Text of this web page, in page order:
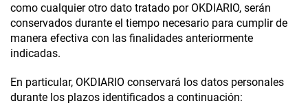
como cualquier otro dato tratado por OKDIARIO, serán
conservados durante el tiempo necesario para cumplir de
manera efectiva con las finalidades anteriormente
indicadas.
En particular, OKDIARIO conservará los datos personales
durante los plazos identificados a continuación: